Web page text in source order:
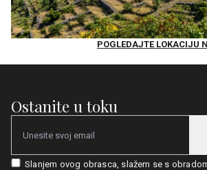
POGLEDAJTE LOKACIJU
Ostanite u toku
Email
Slanjem ovog obrasca, slažem se s